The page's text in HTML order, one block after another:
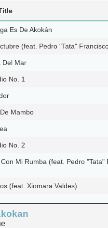
Es De Akokán
(feat. Pedro "Tata"
Del Mar
No. 1
Mambo
No. 2
Mi Rumba (feat. Pedro "Tata"
(feat. Xiomara Valdes)